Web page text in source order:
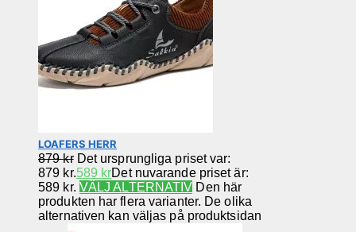
LOAFERS HERR
879kr Det ursprungliga priset var:
879 kr.589 krDet nuvarande priset är:
589 kr. VÄLJ ALTERNATIV Den här
produkten har flera varianter. De olika
alternativen kan väljas på produktsidan